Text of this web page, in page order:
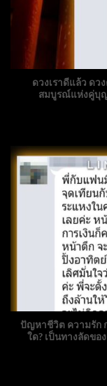
ดวงเราดีแล้ว ดว
สมบูรณ์แห่งคู่บุญ
ปัญหาชีวิต ความรัก
ใด? เป็นทางลัดขอ